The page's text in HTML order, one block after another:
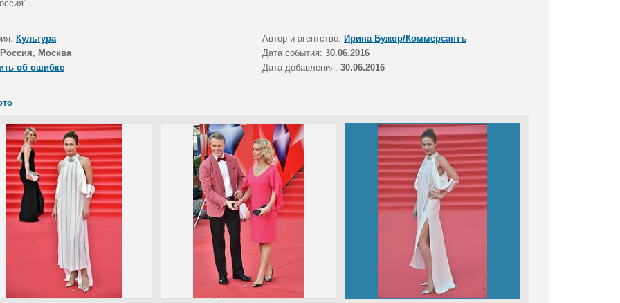
Культура Автор и агентство: Ирина Бужор/Коммерсантъ
Россия, Москва Дата события: 30.06.2016
об ошибке
Дата добавления: 30.06.2016